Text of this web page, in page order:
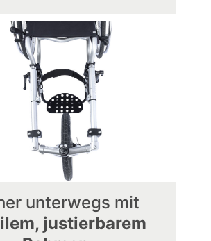
unterwegs mit
justierbarem